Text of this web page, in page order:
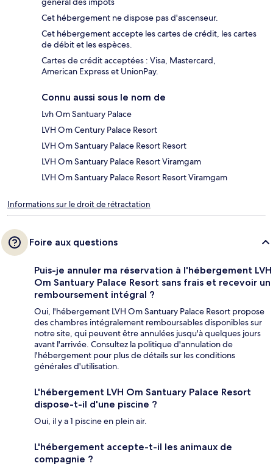
Cet hébergement ne dispose pas d'ascenseur.
Cet hébergement accepte les cartes de crédit, les cartes
de débit et les espèces.
Cartes de crédit acceptées : Visa, Mastercard,
American Express et UnionPay.
Connu aussi sous le nom de
Lvh Om Santuary Palace
LVH Om Century Palace Resort
LVH Om Santuary Palace Resort Resort
LVH Om Santuary Palace Resort Viramgam
LVH Om Santuary Palace Resort Resort Viramgam
Informations sur le droit de rétractation
Foire aux questions
Puis-je annuler ma réservation à l'hébergement LVH
Om Santuary Palace Resort sans frais et recevoir un
remboursement intégral ?
Oui, l'hébergement LVH Om Santuary Palace Resort propose
des chambres intégralement remboursables disponibles sur
notre site, qui peuvent être annulées jusqu'à quelques jours
avant l'arrivée. Consultez la politique d'annulation de
l'hébergement pour plus de détails sur les conditions
générales d'utilisation.
L'hébergement LVH Om Santuary Palace Resort
dispose-t-il d'une piscine ?
Oui, il y a 1 piscine en plein air.
L'hébergement accepte-t-il les animaux de
compagnie ?